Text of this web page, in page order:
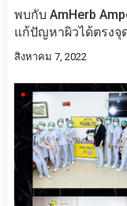
พบกับ AmHerb
แก้ปัญหาผิวได้ตรงจุ
สิงหาคม 7, 2022